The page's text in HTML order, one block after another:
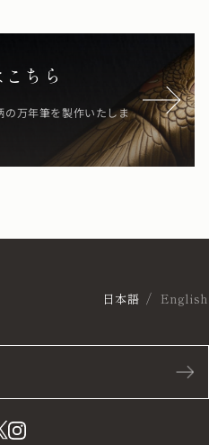
ちら
の万年筆を製作いたしま
日本語 English